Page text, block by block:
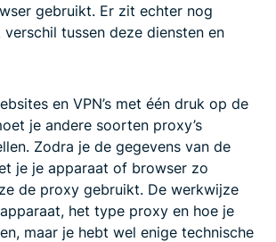
gebruikt. Er zit echter nog
tussen deze diensten en
en VPN’s met één druk op de
je andere soorten proxy’s
Zodra je de gegevens van de
je je apparaat of browser zo
de proxy gebruikt. De werkwijze
het type proxy en hoe je
maar je hebt wel enige technische